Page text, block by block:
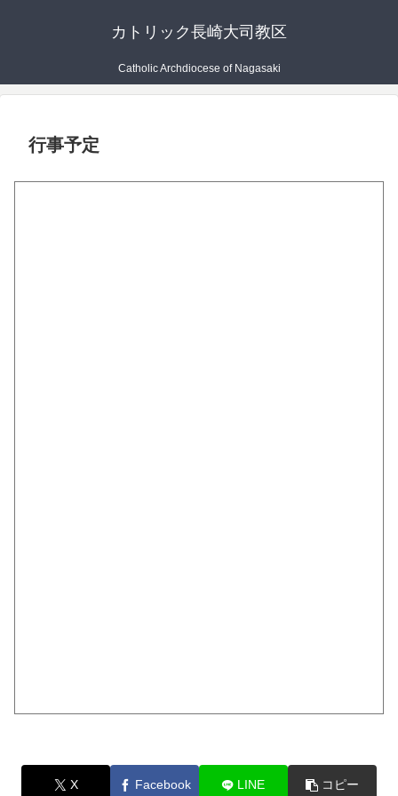
カトリック長崎大司教区
Catholic Archdiocese of Nagasaki
行事予定
X Facebook LINE コピー